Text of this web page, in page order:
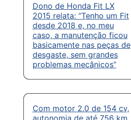
Dono de Honda Fit LX
2015 relata: “Tenho um Fit
desde 2018 e, no meu
caso, a manutenção ficou
basicamente nas peças de
desgaste, sem grandes
problemas mecânicos”
Com motor 2.0 de 154 cv,
autonomia de até 756 km